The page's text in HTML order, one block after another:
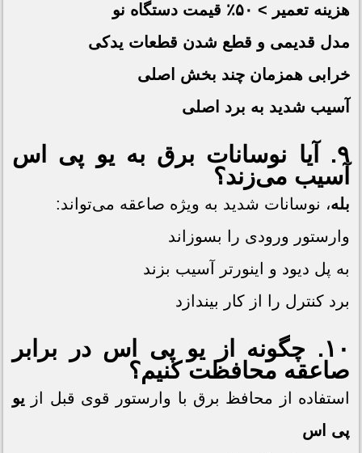
هزینه تعمیر > ۵۰٪ قیمت دستگاه نو
مدل قدیمی و قطع شدن قطعات یدکی
خرابی همزمان چند بخش اصلی
آسیب شدید به برد اصلی
۹. آیا نوسانات برق به
یو پی اس
آسیب می‌زند؟
بله، نوسانات شدید به ویژه صاعقه می‌تواند:
وارستور ورودی را بسوزاند
به پل دیود و اینورتر آسیب بزند
برد کنترل را از کار بیندازد
۱۰. چگونه از یو پی اس در برابر
صاعقه محافظت کنیم؟
استفاده از محافظ برق با وارستور قوی قبل از یو
پی اس